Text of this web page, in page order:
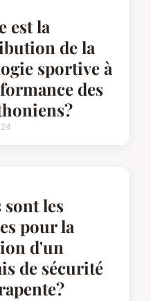
est la
de la
sportive à
des
sont les
pour la
d'un
de sécurité